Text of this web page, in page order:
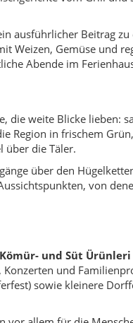
Kömür- und Süt Ürünleri
und
sowie kleinere
vor allem für die
dich aber mitten
Der Name wird teils
Feldherrn abgeleitet. In
später persische
Grabhügel
Türken,